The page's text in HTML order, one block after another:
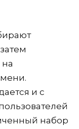
и с
набор